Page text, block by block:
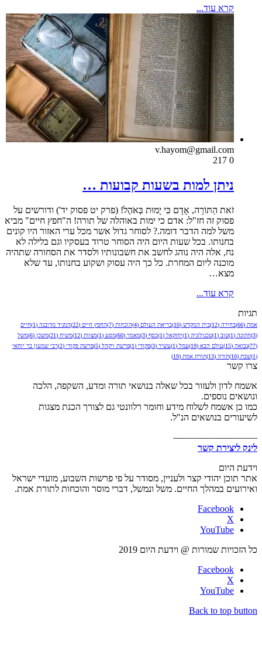
קרא עוד...
v.hayom@gmail.com
0
ניתן למות בשעות קבועות …
זֹאת הַתּוֹרָה, אָדָם כִּי יָמוּת בְּאֹהֶל! (פרק יט פסוק יד') ודורשים על
פסוק זה חז"ל: אדם כי ימות באוהלה של תורה! ה"חפץ חיים" מביא
משל למה הדבר דומה.? לסוחר גדול אשר מכל ערי האזור היו קונים
בחנותו. בכל שעות היום היה הסוחר טרוד בעסקיו וגם בלילה לא
נח, אלה היה נוהג לחשב את חשבונותיו ולסדר את הסחורה שתהיה
מוכנה ליום המחרת. כל כך היה עסוק ושקוע בחנותו, עד שלא
מצא…
קרא עוד...
תגיות
אמת (66) בחירה (12) בית המקדש (10) בריאת העולם (4) הוכחות (7) החפץ חיים (22) המגיד מדובנה (1)
חיים
(3)
חתונה (1) טוב (1) טכנולוגיה (1) יחזקאל (1) כסף (3) מאמר (60) מסע (1) מצוות (12) משיח (21) משכן (6)
משל
(77)
נבואה (15) עולם הבא (19) עמל (1) עשיר (3) פקודי (1) פרשת ויקהל (5) פרשת פקודי (2)
רבי שמעון בר יוחאי
(1)
שבת (10) תורה (13) תורת אמת (19)
צרו קשר
אשמח לדון ולעזור בכל שאלה בנושאי תורה ומדע, השקפה, הלכה
ונושאים נוספים.
כמו כן אשמח לשלוח מידע וחומר רלוונטי גם לצורך הכנת מצגות
לשיעורים בנושאים הנ"ל.
—————————
לינק ליצירת קשר
וידעת היום
אתר תוכן יהודי קצר ולעניין, מסודר על פי פרשות השבוע, מועדי ישראל
ואירועים במהלך החיים. משל ונמשל, דברי מוסר והוכחות לתורת אמת.
Facebook
X
YouTube
כל הזכויות שמורות @ וידעת היום 2019
Facebook
X
YouTube
Back to top button